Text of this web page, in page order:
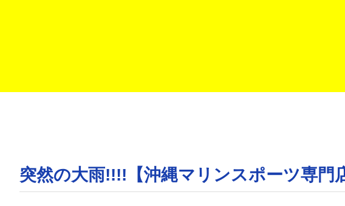
突然の大雨!!!!【沖縄マリンスポーツ専門